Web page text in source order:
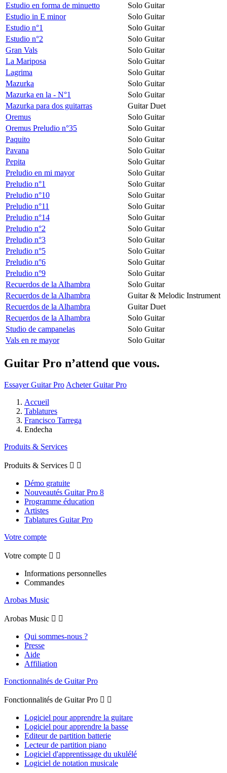
Estudio en forma de minuetto
Solo Guitar
Estudio in E minor
Solo Guitar
Estudio n°1
Solo Guitar
Estudio n°2
Solo Guitar
Gran Vals
Solo Guitar
La Mariposa
Solo Guitar
Lagrima
Solo Guitar
Mazurka
Solo Guitar
Mazurka en la - N°1
Solo Guitar
Mazurka para dos guitarras
Guitar Duet
Oremus
Solo Guitar
Oremus Preludio n°35
Solo Guitar
Paquito
Solo Guitar
Pavana
Solo Guitar
Pepita
Solo Guitar
Preludio en mi mayor
Solo Guitar
Preludio n°1
Solo Guitar
Preludio n°10
Solo Guitar
Preludio n°11
Solo Guitar
Preludio n°14
Solo Guitar
Preludio n°2
Solo Guitar
Preludio n°3
Solo Guitar
Preludio n°5
Solo Guitar
Preludio n°6
Solo Guitar
Preludio n°9
Solo Guitar
Recuerdos de la Alhambra
Solo Guitar
Recuerdos de la Alhambra
Guitar & Melodic Instrument
Recuerdos de la Alhambra
Guitar Duet
Recuerdos de la Alhambra
Solo Guitar
Studio de campanelas
Solo Guitar
Vals en re mayor
Solo Guitar
Guitar Pro n’attend que vous.
Essayer Guitar Pro Acheter Guitar Pro
Accueil
Tablatures
Francisco Tarrega
Endecha
Produits & Services
Produits & Services  
Démo gratuite
Nouveautés Guitar Pro 8
Programme éducation
Artistes
Tablatures Guitar Pro
Votre compte
Votre compte  
Informations personnelles
Commandes
Arobas Music
Arobas Music  
Qui sommes-nous ?
Presse
Aide
Affiliation
Fonctionnalités de Guitar Pro
Fonctionnalités de Guitar Pro  
Logiciel pour apprendre la guitare
Logiciel pour apprendre la basse
Editeur de partition batterie
Lecteur de partition piano
Logiciel d'apprentissage du ukulélé
Logiciel de notation musicale